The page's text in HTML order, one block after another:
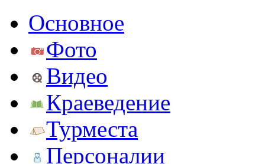
Основное
Фото
Видео
Краеведение
Турместа
Персоналии